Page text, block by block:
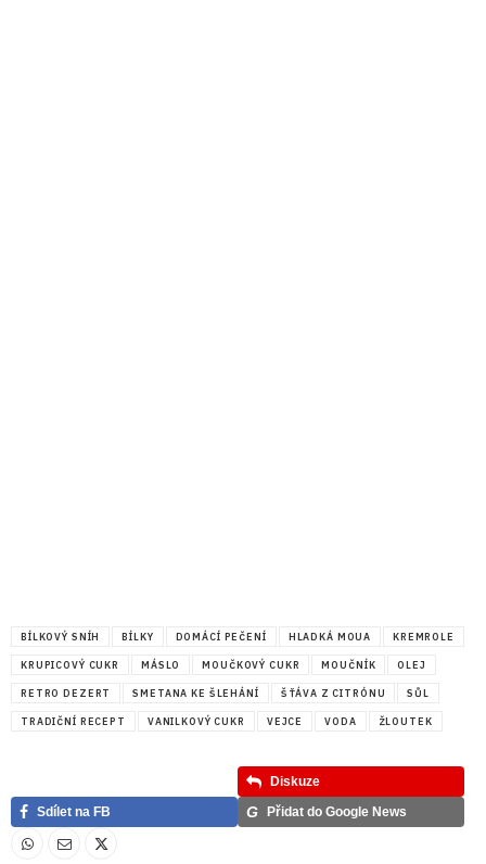
BÍLKOVÝ SNÍH BÍLKY DOMÁCÍ PEČENÍ HLADKÁ MOUA KREMROLE
KRUPICOVÝ CUKR MÁSLO MOUČKOVÝ CUKR MOUČNÍK OLEJ
RETRO DEZERT SMETANA KE ŠLEHÁNÍ ŠŤÁVA Z CITRÓNU SŮL
TRADIČNÍ RECEPT VANILKOVÝ CUKR VEJCE VODA ŽLOUTEK
Diskuze
Sdílet na FB
G Přidat do Google News